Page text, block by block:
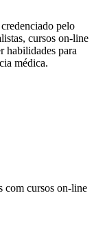
pelo
cursos on-line
habilidades para
médica.
com cursos on-line